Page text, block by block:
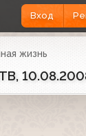
Вход
жизнь